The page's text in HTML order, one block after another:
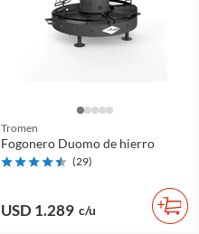
Tromen
Fogonero Duomo de hierro
(29)
USD 1.289 c/u